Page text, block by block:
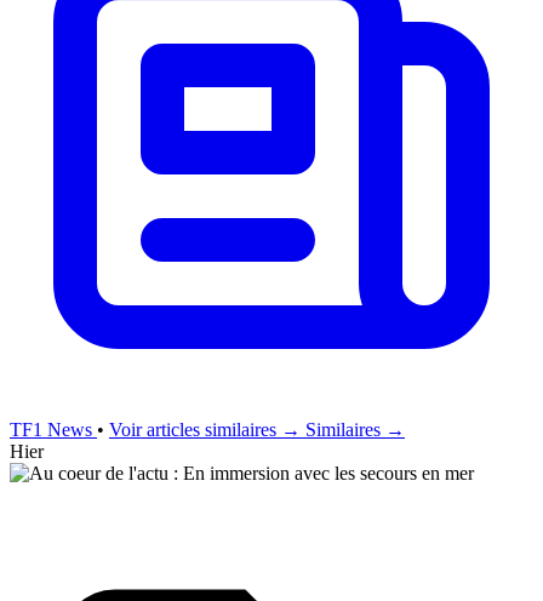
TF1 News • Voir articles similaires → Similaires →
Hier